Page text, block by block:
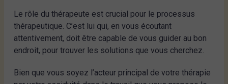
Le rôle du thérapeute est crucial pour le processus
thérapeutique. C’est lui qui, en vous écoutant
attentivement, doit être capable de vous guider au bon
endroit, pour trouver les solutions que vous cherchez.
Bien que vous soyez l’acteur principal de votre thérapie